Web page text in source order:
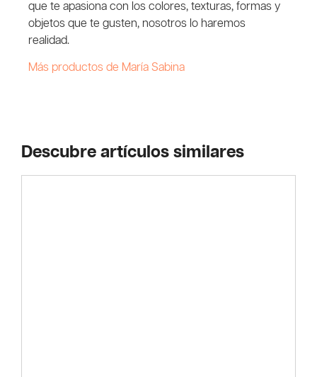
que te apasiona con los colores, texturas, formas y
objetos que te gusten, nosotros lo haremos
realidad.
Más productos de María Sabina
Descubre artículos similares